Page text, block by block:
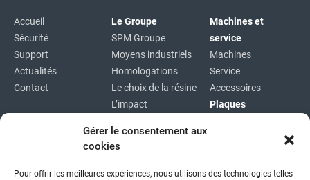
Gérer le consentement aux
cookies
Pour offrir les meilleures expériences, nous utilisons des technologies telles
Accueil
Sécurité
Support
Actualités
Contact
Le Groupe
SPM Groupe
Moyens industriels
Homologations
Le choix de la résine
L’impact
Machines et
service
Machines
Service
Accessoires
Plaques
Plan du site